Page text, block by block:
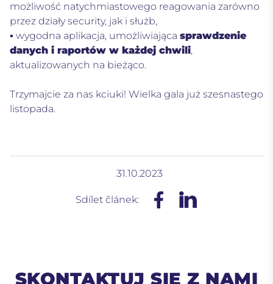
możliwość natychmiastowego reagowania zarówno
przez działy security, jak i służb,
▪ wygodna aplikacja, umożliwiająca sprawdzenie
danych i raportów w każdej chwili,
aktualizowanych na bieżąco.
Trzymajcie za nas kciuki! Wielka gala już szesnastego
listopada.
31.10.2023
Sdílet článek:
SKONTAKTUJ SIĘ Z NAMI